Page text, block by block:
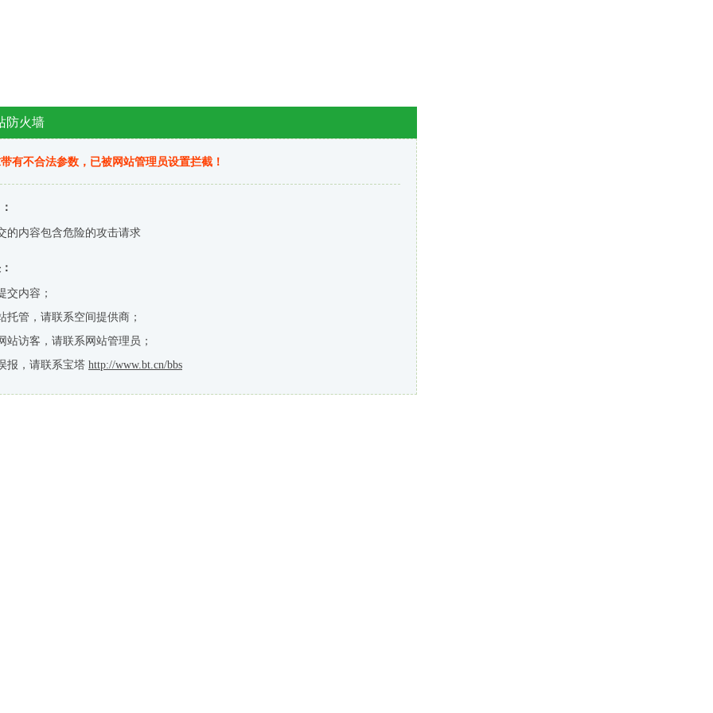
防火墙
有不合法参数，已被网站管理员设置拦截！
的内容包含危险的攻击请求
交内容；
托管，请联系空间提供商；
站访客，请联系网站管理员；
报，请联系宝塔 http://www.bt.cn/bbs